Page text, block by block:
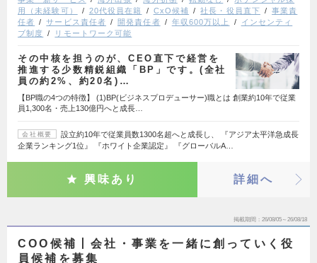
用（未経験可）
20代役員在籍 CxO候補 社長・役員直下
事業責
任者
サービス責任者 開発責任者 年収600万以上
インセンティ
ブ制度
リモートワーク可能
その中核を担うのが、CEO直下で経営を
推進する少数精鋭組織「BP」です。(全社
員の約2%、約20名)…
【BP職の4つの特徴】 (1)BP(ビジネスプロデューサー)職とは 創業約10年で従業
員1,300名・売上130億円へと成長…
会社概要
設立約10年で従業員数1300名超へと成長し、 『アジア太平洋急成長
企業ランキング1位』 『ホワイト企業認定』 『グローバルA…
興味あり 詳細へ
掲載期間 26/08/05～26/08/18
COO候補丨会社・事業を一緒に創っていく役
員候補を募集